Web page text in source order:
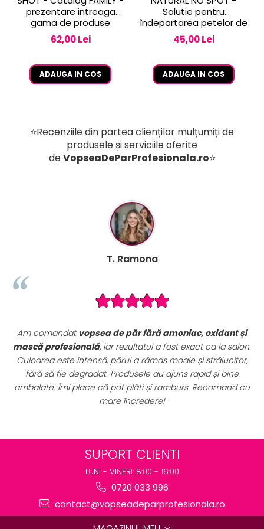
prezentare intreaga
gama de produse
62,00 Lei
ADAUGA IN COS
Solutie pentru
îndepartarea petelor de
vopsea de pe piele 250
ml
45,00 Lei
ADAUGA IN COS
⭐Recenziile din partea clienților mulțumiți de
produsele și serviciile oferite
deVopseaDeParProfesionala.ro⭐
și
salon.
cu
B. Mihaela
Seturile promoționale de pe
sunt extrem de avantajoase. Am achiziționat un
complet de vopsele profesionale cu oxidanți și
perfect pentru uz profesional. Calitate foarte bună la
preț excelent. Se vede clar că sunt produse
destinate rezultatelor de salon.
SUPORT CLIENTI
LUNI - VINERI: 8:00 - 16:00
0720 033 996
contact@vopseadeparprofesionala.ro